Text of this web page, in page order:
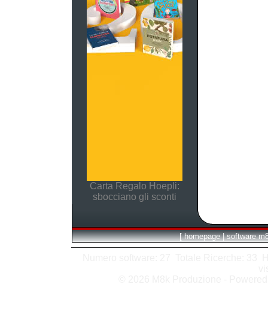
Carta Regalo Hoepli:
sbocciano gli sconti
[ homepage | software